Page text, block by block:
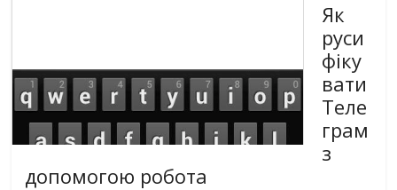
Як
руси
фіку
вати
Теле
грам
з
допомогою робота